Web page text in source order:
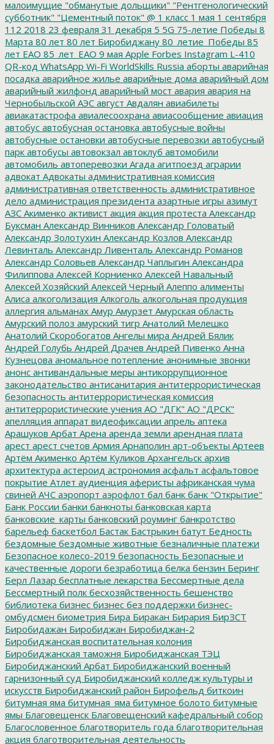
малоимущие "обманутые дольщики" "Рентгенологический
субботник" "Цементный поток" @ 1 класс 1 мая 1 сентября
112 2018 23 февраля 31 декабря 5 5G 75-летие Победы 8
Марта 80 лет 80 лет Биробиджану 80_летие_Победы 85
лет ЕАО 85_лет_ЕАО 9 мая Apple Forbes Instagram L-410
QR-код WhatsApp Wi-Fi WorldSkills Russia аборты аварийная
посадка аварийное жилье аварийные дома аварийный дом
аварийный жилфонд аварийный мост авария авария на
Чернобыльской АЭС август Авдалян авиабилеты
авиакатастрофа авиалесоохрана авиасообщение авиация
автобус автобусная остановка автобусные войны
автобусные остановки автобусные перевозки автобусный
парк автобусы автовокзал автоклуб автомобили
автомобиль автоперевозки Агада агитпоезд аграрии
адвокат Адвокаты административная комиссия
административная ответственность административное
дело администрация президента азартные игры азимут
АЗС Акименко активист акция акция протеста Александр
Буксман Александр Винников Александр Головатый
Александр Золотухин Александр Козлов Александр
Левинталь Александр Ливенталь Александр Романов
Александр Соловьев Александр Чаплыгин Александра
Филиппова Алексей Корниенко Алексей Навальный
Алексей Хозяйский Алексей Черный Алеппо алименты
Алиса алкоголизация Алкоголь алкогольная продукция
аллергия альманах Амур Амурзет Амурская область
Амурский полоз амурский тигр Анатолий Мелешко
Анатолий Скоробогатов Ангелы мира Андрей Бялик
Андрей Голубь Андрей Драчев Андрей Пивенко Анна
Кузнецова аномальное потепление анонимные звонки
анонс антивандальные меры антикоррупционное
законодательство антисанитария антитеррористическая
безопасность антитеррористическая комиссия
антитеррористические учения АО "ДГК" АО "ДРСК"
апелляция аппарат видеофиксации апрель аптека
Арашуков Арбат Арена аренда земли арендная плата
арест арест счетов Армия Арнаполин арт-объекты Артеев
Артём Акименко Артём Куликов Архангельск архив
архитектура астероид астрономия асфальт асфальтовое
покрытие Атлет аудиенция аферисты африканская чума
свиней АЧС аэропорт аэрофлот бал банк банк "Открытие"
Банк России банки банкноты банковская карта
банковские_карты банковский роуминг банкротство
барельеф баскетбол Бастак Бастрыкин батут Бедность
бездомные бездомные животные безналичные платежи
Безопасное колесо-2019 безопасность Безопасные и
качественные дороги безработица белка бензин Беринг
Берл Лазар бесплатные лекарства Бессмертные дела
Бессмертный полк бесхозяйственность бешенство
библиотека бизнес бизнес без поддержки бизнес-
омбудсмен биометрия Бира Биракан Бирария БирЗСТ
Биробидажан Биробиджан Биробиджан-2
Биробиджанская воспитательная колония
Биробиджанская таможня Биробиджанская ТЭЦ
Биробиджанский Арбат Биробиджанский военный
гарнизонный суд Биробиджанский колледж культуры и
искусств Биробиджанский район Бирофельд биткоин
битумная яма битумная_яма битумное болото битумные
ямы Благовещенск Благовещенский кафедральный собор
Благословенное благотворитель года благотворительная
акция благотворительная деятельность